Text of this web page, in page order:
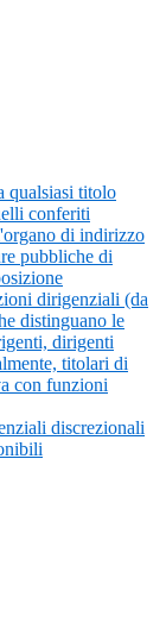
qualsiasi titolo
conferiti
di indirizzo
pubbliche di
dirigenziali (da
distinguano le
dirigenti
titolari di
con funzioni
discrezionali